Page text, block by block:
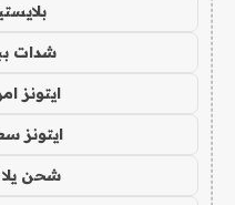
شدات
ايتونز
ايتونز
شحن